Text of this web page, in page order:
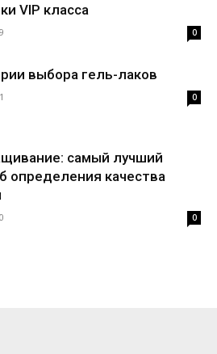
VIP класса
0
выбора гель-лаков
0
самый лучший
определения качества
0